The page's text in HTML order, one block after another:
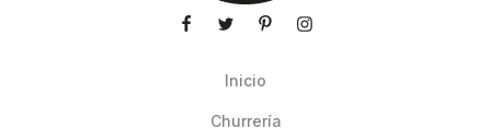
Inicio
Churrería